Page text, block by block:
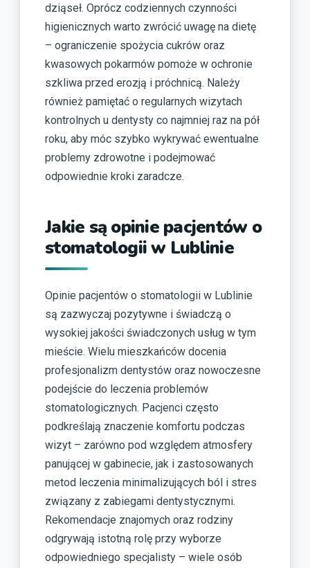
dziąseł. Oprócz codziennych czynności
higienicznych warto zwrócić uwagę na dietę
– ograniczenie spożycia cukrów oraz
kwasowych pokarmów pomoże w ochronie
szkliwa przed erozją i próchnicą. Należy
również pamiętać o regularnych wizytach
kontrolnych u dentysty co najmniej raz na pół
roku, aby móc szybko wykrywać ewentualne
problemy zdrowotne i podejmować
odpowiednie kroki zaradcze.
Jakie są opinie pacjentów o
stomatologii w Lublinie
Opinie pacjentów o stomatologii w Lublinie
są zazwyczaj pozytywne i świadczą o
wysokiej jakości świadczonych usług w tym
mieście. Wielu mieszkańców docenia
profesjonalizm dentystów oraz nowoczesne
podejście do leczenia problemów
stomatologicznych. Pacjenci często
podkreślają znaczenie komfortu podczas
wizyt – zarówno pod względem atmosfery
panującej w gabinecie, jak i zastosowanych
metod leczenia minimalizujących ból i stres
związany z zabiegami dentystycznymi.
Rekomendacje znajomych oraz rodziny
odgrywają istotną rolę przy wyborze
odpowiedniego specjalisty – wiele osób